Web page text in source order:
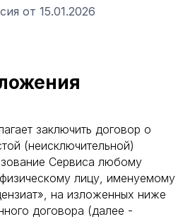
от 15.01.2026
заключить договор о
(неисключительной)
Сервиса любому
лицу, именуемому
на изложенных ниже
договора (далее -